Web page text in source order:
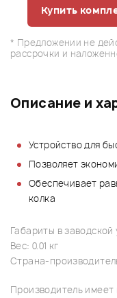
Купить
* Предложении не
рассрочки и
Описание и
Устройство для
Позволяет
Обеспечивает
колка
Габариты в заводской
Вес: 0.01 кг
Страна-
Производитель